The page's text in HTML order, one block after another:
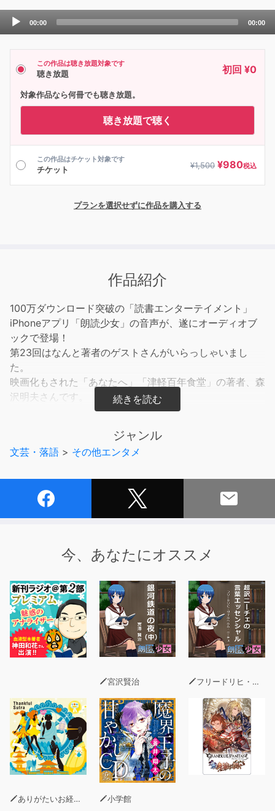
Audio
00:00 00:00
この作品は聴き放題対象です
聴き放題 初回 ¥0
対象作品なら何冊でも聴き放題。
聴き放題で聴く
この作品はチケット対象です
チケット ¥1,500 ¥980税込
プランを選択せずに作品を購入する
作品紹介
100万ダウンロード突破の「読書エンターテイメント」
iPhoneアプリ「朗読少女」の音声が、遂にオーディオブ
ックで登場！
第23回はなんと著者のゲストさんがいらっしゃいまし
た。
映画化もされた「あなたへ」「津軽百年食堂」の著者、森
沢明夫さんです。
もともと編集から著者へという経歴を持つ森沢さん。
どういうことを考えているのかも聞かせていただけます。
あなたはサンタさんをいつまで信じていましたか？
ジャンル
文芸・落語 > その他エンタメ
今、あなたにオススメ
宮沢賢治 フリードリヒ・ヴィルヘルム・ニーチェ
ありがたいお経製作委員会 小学館